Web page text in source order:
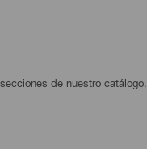
de nuestro catálogo.